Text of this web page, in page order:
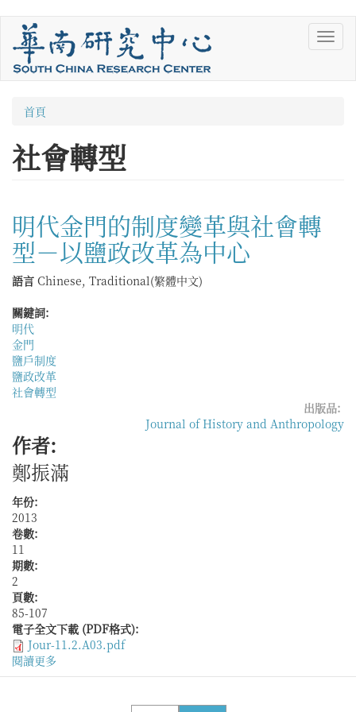
您
在
這
首頁
社會轉型
明代金門的制度變革與社會轉
型－以鹽政改革為中心
語言 Chinese, Traditional(繁體中文)
關鍵詞:
明代
金門
鹽戶制度
鹽政改革
社會轉型
出版品:
Journal of History and Anthropology
作者:
鄭振滿
年份:
2013
卷數:
11
期數:
2
頁數:
85-107
電子全文下載 (PDF格式):
Jour-11.2.A03.pdf
閱讀更多
於